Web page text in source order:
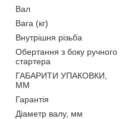
Вал
Вага (кг)
Внутрішня різьба
Обертання з боку ручного
стартера
ГАБАРИТИ УПАКОВКИ,
ММ
Гарантія
Діаметр валу, мм